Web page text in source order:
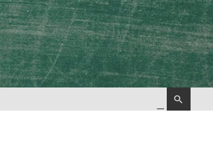
Suchen
nach: